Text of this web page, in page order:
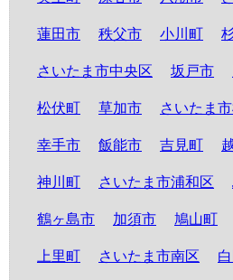
蓮田市 秩父市 小川町
さいたま市中央区 坂戸市
松伏町 草加市 さいたま
幸手市 飯能市 吉見町
神川町 さいたま市浦和区
鶴ヶ島市 加須市 鳩山町
上里町 さいたま市南区